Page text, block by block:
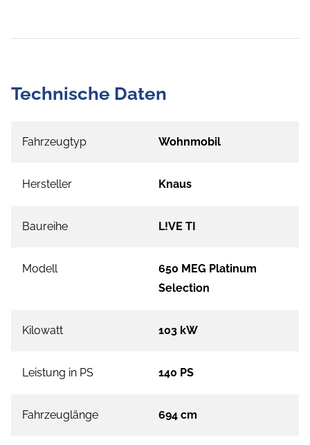
Technische Daten
Fahrzeugtyp Wohnmobil
Hersteller Knaus
Baureihe L!VE TI
Modell
650 MEG Platinum
Selection
Kilowatt 103 kW
Leistung in PS 140 PS
Fahrzeuglänge 694 cm